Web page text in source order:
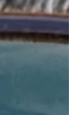
Můžete si